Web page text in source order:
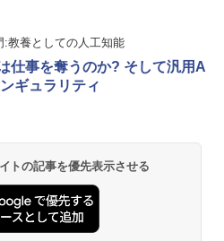
Office 2 中古ノートPC 中古パ
WAYNE feat. Flo Milli, ATL Jacob
WAYNE feat. Flo Milli, ATL Jacob
天然水 ラベルレス 500ml ×24本
天然水 バナジウム含有 水 ミネラル
ー ペットボトル 静岡県産 500ミリリ
Basic)
限定】 い・ろ・は・す 2L P
レス ×8本
とりごと 17巻 (デジタル版ビッグガ
ミックス)
酒屋「のぶ」(22) (角川コミックス・
:教養としての人工知能
仕事を奪うのか? そして汎用A
ギュラリティ
トの記事を優先表示させる